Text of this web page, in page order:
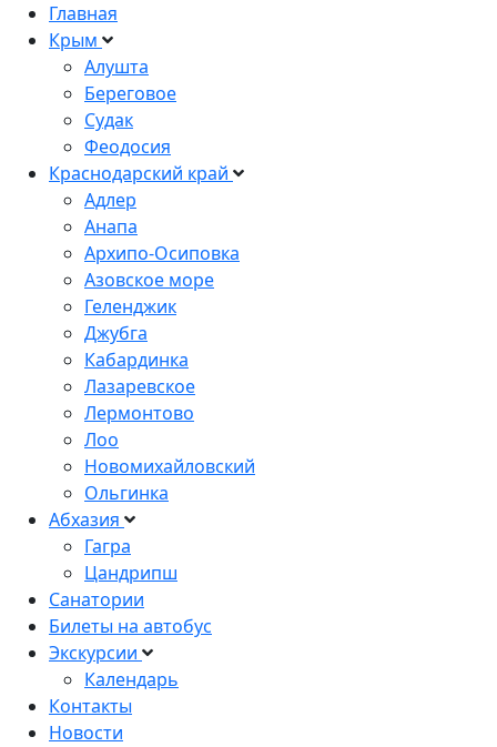
Главная
Крым
Алушта
Береговое
Судак
Феодосия
Краснодарский край
Адлер
Анапа
Архипо-Осиповка
Азовское море
Геленджик
Джубга
Кабардинка
Лазаревское
Лермонтово
Лоо
Новомихайловский
Ольгинка
Абхазия
Гагра
Цандрипш
Санатории
Билеты на автобус
Экскурсии
Календарь
Контакты
Новости